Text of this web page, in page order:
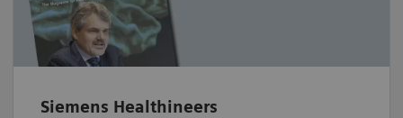
Siemens Healthineers